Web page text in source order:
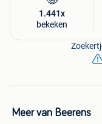
1.441x
bekeken
Meer van Beerens